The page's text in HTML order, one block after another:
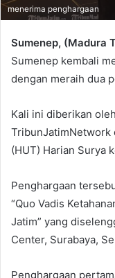
menerima penghargaan
Sumenep, (Madura
Sumenep kembali
dengan meraih dua
Kali ini diberikan
TribunJatimNetwork
(HUT) Harian Surya
Penghargaan
“Quo Vadis
Jatim” yang
Center, Surabaya,
Penghargaan